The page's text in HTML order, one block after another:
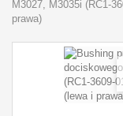
M3027, M3035i (RC1-
prawa)